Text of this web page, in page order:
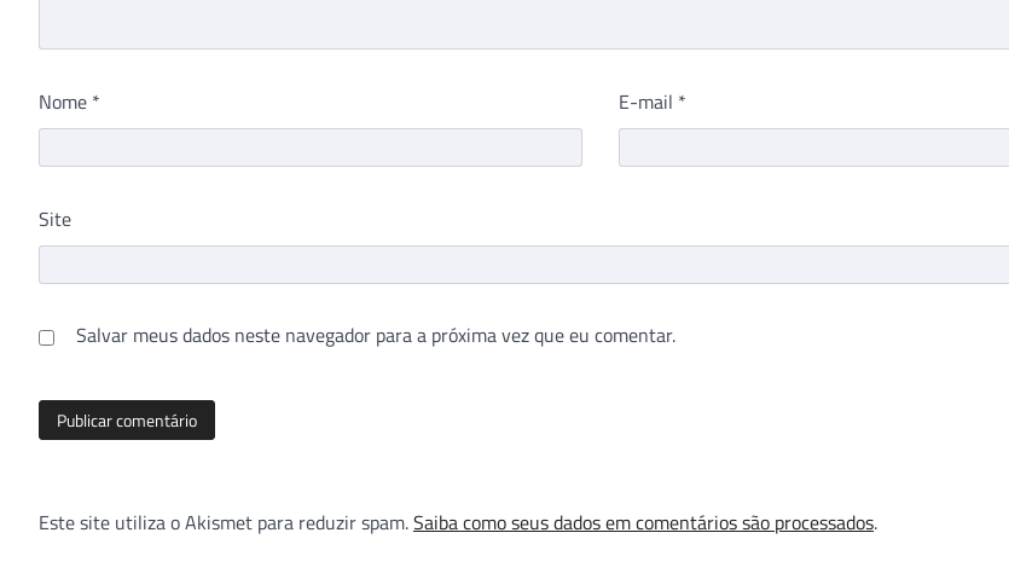
Nome * E-mail *
Site
Salvar meus dados neste navegador para a próxima vez que eu comentar.
Este site utiliza o Akismet para reduzir spam.Saiba como seus dados em comentários são processados.